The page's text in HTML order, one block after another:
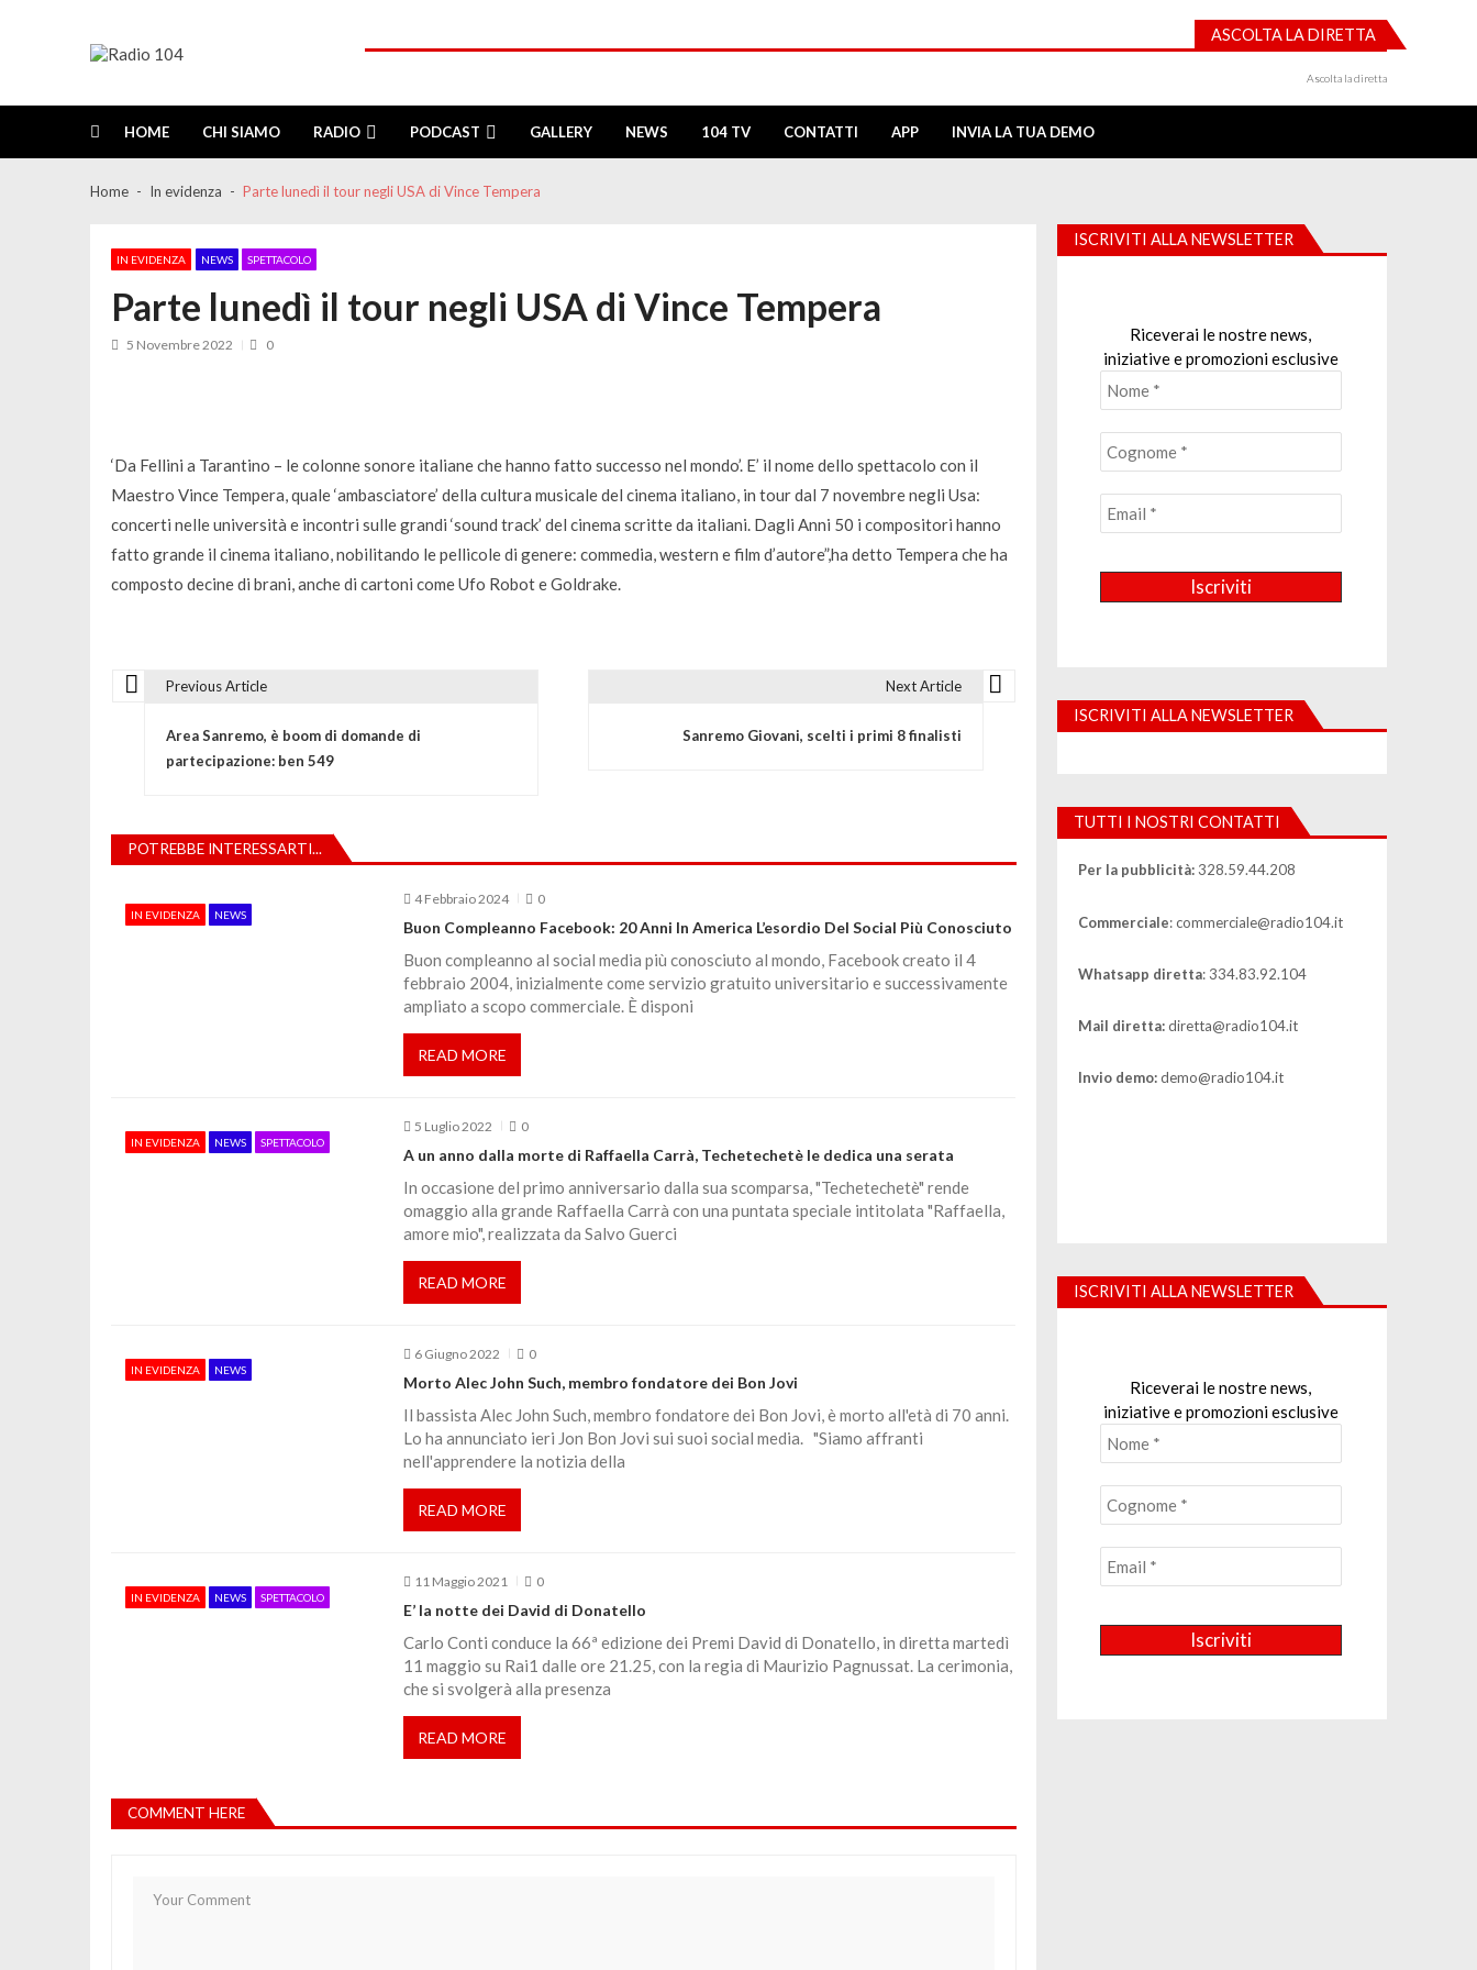
ASCOLTA LA DIRETTA
Ascolta la diretta
HOME CHI SIAMO RADIO PODCAST GALLERY NEWS 104 TV CONTATTI APP INVIA LA TUA DEMO
Home In evidenza Parte lunedì il tour negli USA di Vince Tempera
IN EVIDENZA NEWS SPETTACOLO
Parte lunedì il tour negli USA di Vince Tempera
5 Novembre 2022 0
‘Da Fellini a Tarantino – le colonne sonore italiane che hanno fatto successo nel mondo’. E’ il nome dello spettacolo con il
Maestro Vince Tempera, quale ‘ambasciatore’ della cultura musicale del cinema italiano, in tour dal 7 novembre negli Usa:
concerti nelle università e incontri sulle grandi ‘sound track’ del cinema scritte da italiani. Dagli Anni 50 i compositori hanno
fatto grande il cinema italiano, nobilitando le pellicole di genere: commedia, western e film d’autore”,ha detto Tempera che ha
composto decine di brani, anche di cartoni come Ufo Robot e Goldrake.
v
i
g
o
o
Previous Article
Area Sanremo, è boom di domande di
partecipazione: ben 549
Next Article
Sanremo Giovani, scelti i primi 8 finalisti
POTREBBE INTERESSARTI...
IN EVIDENZA NEWS
4 Febbraio 2024 0
Buon Compleanno Facebook: 20 Anni In America L’esordio Del Social Più Conosciuto
Buon compleanno al social media più conosciuto al mondo, Facebook creato il 4
febbraio 2004, inizialmente come servizio gratuito universitario e successivamente
ampliato a scopo commerciale. È disponi
READ MORE
IN EVIDENZA NEWS SPETTACOLO
5 Luglio 2022 0
A un anno dalla morte di Raffaella Carrà, Techetechetè le dedica una serata
In occasione del primo anniversario dalla sua scomparsa, "Techetechetè" rende
omaggio alla grande Raffaella Carrà con una puntata speciale intitolata "Raffaella,
amore mio", realizzata da Salvo Guerci
READ MORE
IN EVIDENZA NEWS
6 Giugno 2022 0
Morto Alec John Such, membro fondatore dei Bon Jovi
Il bassista Alec John Such, membro fondatore dei Bon Jovi, è morto all'età di 70 anni.
Lo ha annunciato ieri Jon Bon Jovi sui suoi social media. "Siamo affranti
nell'apprendere la notizia della
READ MORE
IN EVIDENZA NEWS SPETTACOLO
11 Maggio 2021 0
E’ la notte dei David di Donatello
Carlo Conti conduce la 66ª edizione dei Premi David di Donatello, in diretta martedì
11 maggio su Rai1 dalle ore 21.25, con la regia di Maurizio Pagnussat. La cerimonia,
che si svolgerà alla presenza
READ MORE
COMMENT HERE
ISCRIVITI ALLA NEWSLETTER
Riceverai le nostre news,
iniziative e promozioni esclusive
ISCRIVITI ALLA NEWSLETTER
TUTTI I NOSTRI CONTATTI
Per la pubblicità:328.59.44.208
Commerciale: commerciale@radio104.it
Whatsapp diretta: 334.83.92.104
Mail diretta:diretta@radio104.it
Invio demo:demo@radio104.it
ISCRIVITI ALLA NEWSLETTER
Riceverai le nostre news,
iniziative e promozioni esclusive